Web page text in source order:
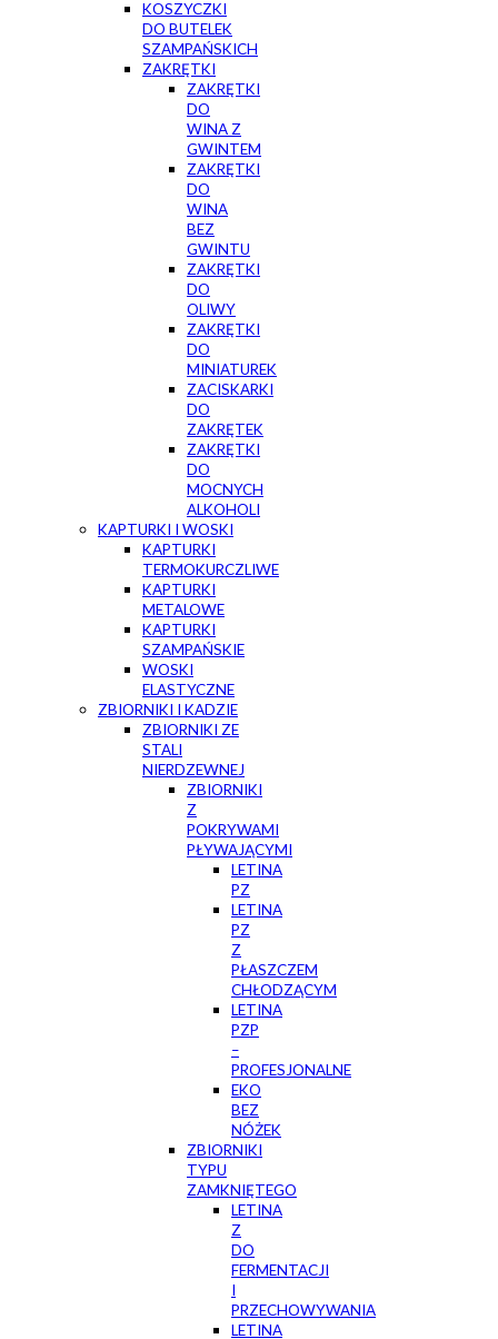
KOSZYCZKI
DO BUTELEK
SZAMPAŃSKICH
ZAKRĘTKI
ZAKRĘTKI
DO
WINA Z
GWINTEM
ZAKRĘTKI
DO
WINA
BEZ
GWINTU
ZAKRĘTKI
DO
OLIWY
ZAKRĘTKI
DO
MINIATUREK
ZACISKARKI
DO
ZAKRĘTEK
ZAKRĘTKI
DO
MOCNYCH
ALKOHOLI
KAPTURKI I WOSKI
KAPTURKI
TERMOKURCZLIWE
KAPTURKI
METALOWE
KAPTURKI
SZAMPAŃSKIE
WOSKI
ELASTYCZNE
ZBIORNIKI I KADZIE
ZBIORNIKI ZE
STALI
NIERDZEWNEJ
ZBIORNIKI
Z
POKRYWAMI
PŁYWAJĄCYMI
LETINA
PZ
LETINA
PZ
Z
PŁASZCZEM
CHŁODZĄCYM
LETINA
PZP
–
PROFESJONALNE
EKO
BEZ
NÓŻEK
ZBIORNIKI
TYPU
ZAMKNIĘTEGO
LETINA
Z
DO
FERMENTACJI
I
PRZECHOWYWANIA
LETINA